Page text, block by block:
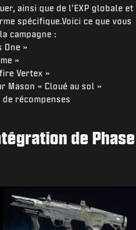
ainsi que de l'EXP globale et
spécifique.Voici ce que vous
campagne :
»
»
Vertex »
« Cloué au sol »
récompenses
de Phase